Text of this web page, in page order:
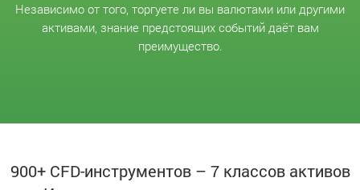
Независимо от того, торгуете ли вы валютами или другими
активами, знание предстоящих событий даёт вам
преимущество.
900+ CFD-инструментов – 7 классов активов